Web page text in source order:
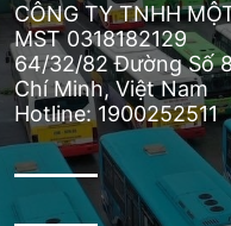
CÔNG TY TNHH
MST 0318182129
64/32/82 Đường Số
Chí Minh, Việt Nam
Hotline: 1900252511